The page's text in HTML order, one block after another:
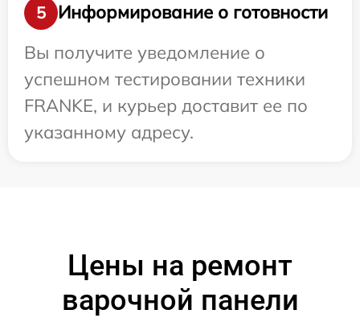
5
Информирование о готовности
Вы получите уведомление о
успешном тестировании техники
FRANKE, и курьер доставит ее по
указанному адресу.
Цены на ремонт
варочной панели